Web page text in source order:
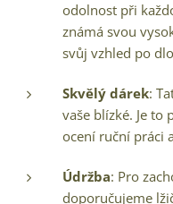
odolnost při
známá svou
svůj vzhled po
Skvělý dárek:
vaše blízké. Je
ocení ruční práci
Údržba: Pro
doporučujeme